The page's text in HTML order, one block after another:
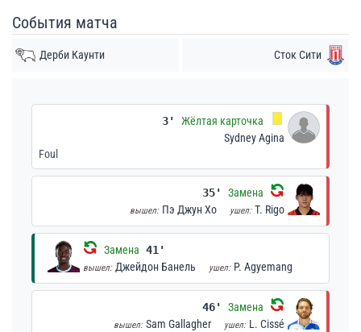
События матча
Дерби Каунти Сток Сити
3'
Жёлтая карточка
Sydney Agina
Foul
35' Замена
вышел: Пэ Джун Хо ушел: T. Rigo
Замена 41'
вышел: Джейдон Банель ушел: P. Agyemang
46' Замена
вышел: Sam Gallagher ушел: L. Cissé